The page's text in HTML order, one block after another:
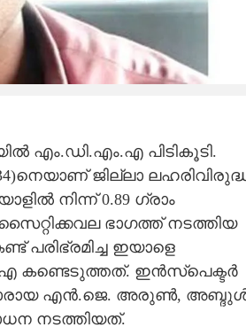
എം.ഡി.എം.എ പിടികൂടി.
ജില്ലാ
നിന്ന് 0.89 ഗ്രാം
ഭാഗത്ത് നടത്തിയ
പരിഭ്രമിച്ച ഇയാളെ
കണ്ടെടുത്തത്. ഇൻസ്‌പെക്ടർ
എൻ.ജെ. അരുൺ,
നടത്തിയത്.